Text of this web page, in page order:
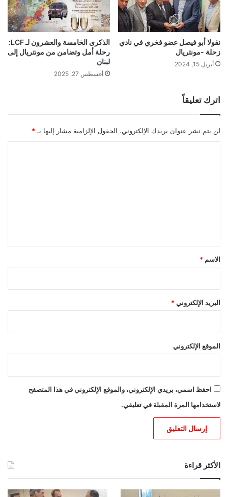
نقولا أبو فيصل عضو فخري في نادي
زحلة -مونتريال
أبريل 15, 2024
الذكرى الخامسة والعشرون لـ LCF:
رحلة أمل وتضامن من مونتريال إلى
لبنان
أغسطس 27, 2025
اترك تعليقاً
لن يتم نشر عنوان بريدك الإلكتروني. الحقول الإلزامية مشار إليها بـ *
*
الاسم *
البريد الإلكتروني *
الموقع الإلكتروني
احفظ اسمي، بريدي الإلكتروني، والموقع الإلكتروني في هذا المتصفح
لاستخدامها المرة المقبلة في تعليقي.
الأكثر قراءة